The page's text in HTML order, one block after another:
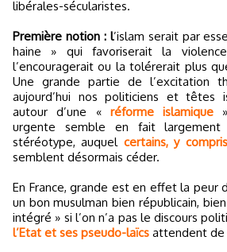
libérales-sécularistes.
Première notion : l’islam serait par
haine » qui favoriserait la
l’encouragerait ou la tolérerait plus
Une grande partie de l’excitation
aujourd’hui nos politiciens et têtes
autour d’une « réforme islamique
urgente semble en fait
stéréotype, auquel certains, y
semblent désormais céder.
En France, grande est en effet la peur
un bon musulman bien républicain,
intégré » si l’on n’a pas le discours
l’Etat et ses pseudo-laïcs attendent de